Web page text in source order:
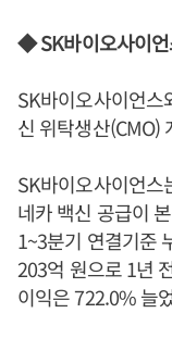
◆ SK바이오사이
SK바이오사이언스
신 위탁생산(CMO)
SK바이오사이언스
네카 백신 공급이
1~3분기 연결기준
203억 원으로 1년
이익은 722.0% 늘